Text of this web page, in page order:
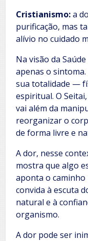
Cristianismo:a
purificação, mas
alívio no cuidado
Na visão da
apenas o
sua totalidade —
espiritual. O
vai além da
reorganizar o
de forma livre e
A dor, nesse
mostra que algo
aponta o caminho
convida à escuta
natural e à
organismo.
A dor pode ser